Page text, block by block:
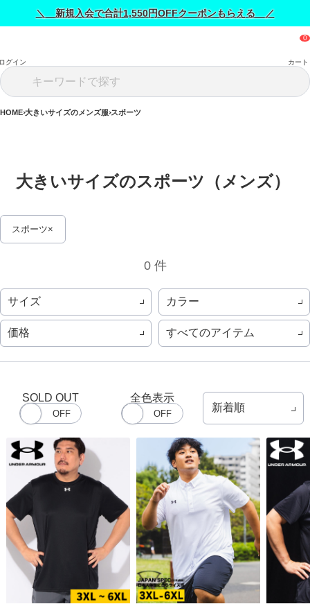
＼ 新規入会で合計1,550円OFFクーポンもらえる ／
グイン カート
HOME 大きいサイズのメンズ服 スポーツ
大きいサイズのスポーツ（メンズ）
スポーツ
0 件
サイズ カラー
価格 すべてのアイテム
SOLD OUT 全色表示